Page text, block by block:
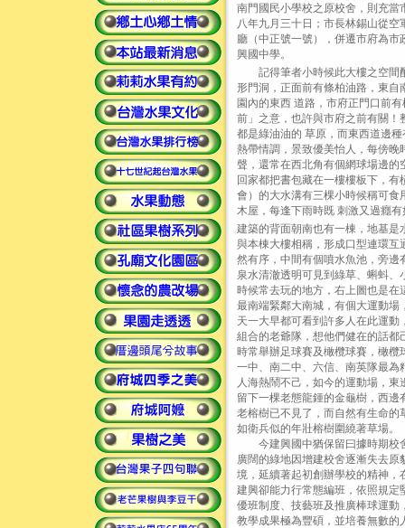
南門國民小學校之原校舍，則充當
八年九月三十日；市長林錫山從空
廳（中正號一號），併遷市府為
興國中學。
記得筆者小時候此大樓之空間
形門洞，正面前有條柏油路，東
園內的東西 道路，市府正門口前
前」之意，也許與市府之前有關
都是綠油油的 草原，而東西道邊
熱帶情調，景致優美怡人，每傍
聲，還常在西北角有個網球場邊
回家都把書包藏在一樓樓板下，
會）的大水溝有三棵小時候稱可
木屋，每逢下雨時既 刺激又過癮
建築的背面朝南也有一棟，地基是
與本棟大樓相稱，形成口型連環互
然有序，中間有個噴水魚池，旁邊
泉水清澈透明可見到綠草、蝌蚪、
時候常去玩的地方，右上圖也是在
最南端緊鄰大南城，有個大運動場
天一大早都可看到許多人在此運動
組合的老爺隊，想他們健在的話都
時常舉辦足球賽及橄欖球賽，橄欖
一中、南二中、六信、南英隊最為
人海熱鬧不己，如今的運動場，
留下一棵老態龍鍾的金龜樹，西邊
老榕樹已不見了，而自然有生命的
如衛兵似的年壯榕樹圍繞著草場。
今建興國中猶保留曰據時期校
廣闊的綠地因增建校舍逐漸失去原
境，延續著起初創辦學校的精神，
建興卻能力行常態編班，依照規定
優班制度、技藝班及推廣棒球運動
教學成果極為豐碩，並培養無數的